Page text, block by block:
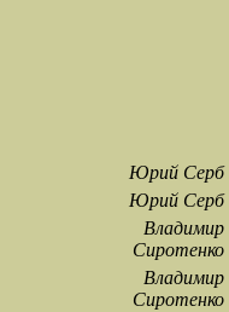
Юрий Серб
Юрий Серб
Владимир
Сиротенко
Владимир
Сиротенко